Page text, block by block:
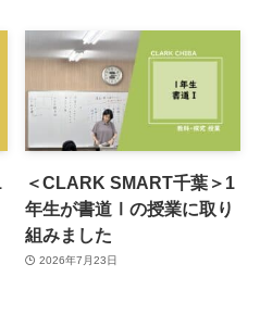
＜CLARK SMART千葉＞1
年生が書道Ⅰの授業に取り
組みました
2026年7月23日